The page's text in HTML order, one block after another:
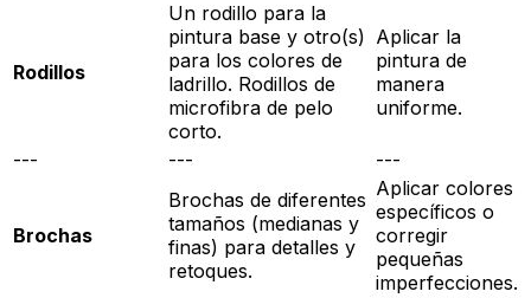
Rodillos
Un rodillo para la
pintura base y otro(s)
para los colores de
ladrillo. Rodillos de
microfibra de pelo
corto.
Aplicar la
pintura de
manera
uniforme.
--- --- ---
Brochas
Brochas de diferentes
tamaños (medianas y
finas) para detalles y
retoques.
Aplicar colores
específicos o
corregir
pequeñas
imperfecciones.